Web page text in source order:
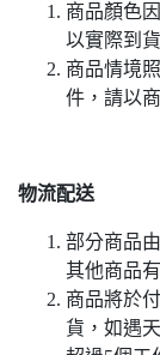
商品顏色
以實際到
商品情境
件，請以
物流配送
部分商品
其他商品
商品將於
貨，如遇